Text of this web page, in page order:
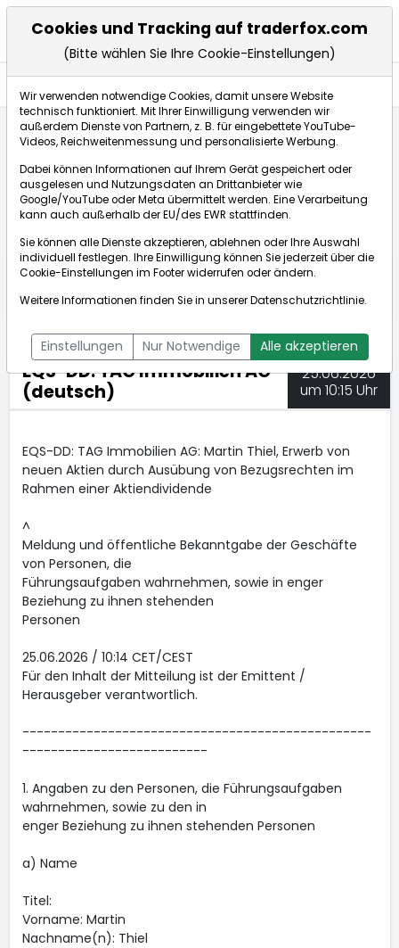
EQS-DD: TAG Immobilien AG (deutsch)
dpa-AFX Compact
ÜBERSICHT DPA-AFX PROFEED
DPA-AFX COMPACT
NEWSBOT
EQS-DD: TAG Immobilien AG
(deutsch)
25.06.2026
um 10:15 Uhr
EQS-DD: TAG Immobilien AG: Martin Thiel, Erwerb von
neuen Aktien durch Ausübung von Bezugsrechten im
Rahmen einer Aktiendividende
^
Meldung und öffentliche Bekanntgabe der Geschäfte
von Personen, die
Führungsaufgaben wahrnehmen, sowie in enger
Beziehung zu ihnen stehenden
Personen
25.06.2026 / 10:14 CET/CEST
Für den Inhalt der Mitteilung ist der Emittent /
Herausgeber verantwortlich.
-------------------------------------------------
--------------------------
1. Angaben zu den Personen, die Führungsaufgaben
wahrnehmen, sowie zu den in
enger Beziehung zu ihnen stehenden Personen
a) Name
Titel:
Vorname: Martin
Nachname(n): Thiel
Cookies und Tracking auf traderfox.com
(Bitte wählen Sie Ihre Cookie-Einstellungen)
Wir verwenden notwendige Cookies, damit unsere Website
technisch funktioniert. Mit Ihrer Einwilligung verwenden wir
außerdem Dienste von Partnern, z. B. für eingebettete YouTube-
Videos, Reichweitenmessung und personalisierte Werbung.
Dabei können Informationen auf Ihrem Gerät gespeichert oder
ausgelesen und Nutzungsdaten an Drittanbieter wie
Google/YouTube oder Meta übermittelt werden. Eine Verarbeitung
kann auch außerhalb der EU/des EWR stattfinden.
Sie können alle Dienste akzeptieren, ablehnen oder Ihre Auswahl
individuell festlegen. Ihre Einwilligung können Sie jederzeit über die
Cookie-Einstellungen im Footer widerrufen oder ändern.
Weitere Informationen finden Sie in unsererDatenschutzrichtlinie.
Einstellungen Nur Notwendige Alle akzeptieren